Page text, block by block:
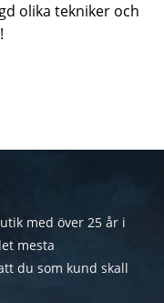
olika tekniker och
med över 25 år i
mesta
du som kund skall